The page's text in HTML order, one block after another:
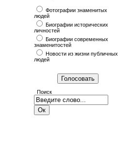
Фотографии знаменитых
людей
Биографии исторических
личностей
Биографии современных
знаменитостей
Новости из жизни публичных
людей
Поиск